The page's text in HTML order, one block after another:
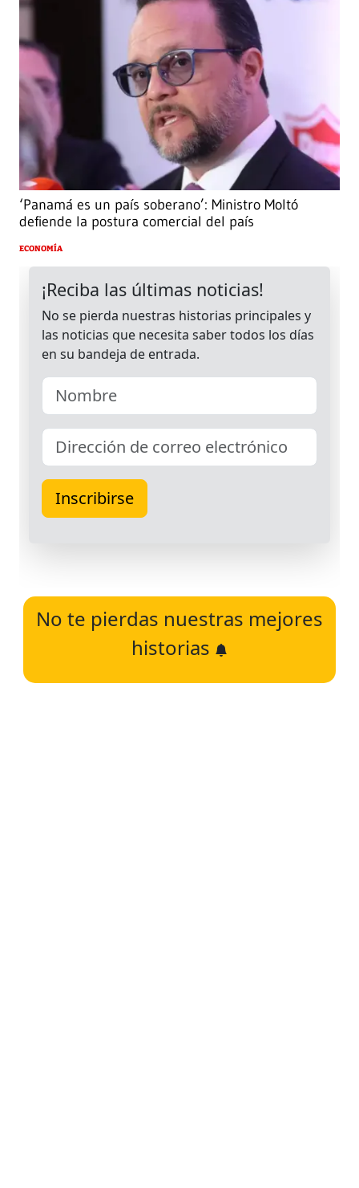
‘Panamá es un país soberano’: Ministro Moltó
defiende la postura comercial del país
ECONOMÍA
No te pierdas nuestras mejores
historias